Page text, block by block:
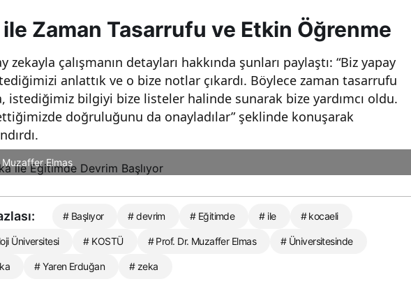
Zaman Tasarrufu ve Etkin Öğrenme
zekayla çalışmanın detayları hakkında şunları paylaştı: “Biz yapay
anlattık ve o bize notlar çıkardı. Böylece zaman tasarrufu
istediğimiz bilgiyi bize listeler halinde sunarak bize yardımcı oldu.
doğruluğunu da onayladılar” şeklinde konuşarak
Elmas
# Başlıyor # devrim # Eğitimde # ile # kocaeli
Üniversitesi # KOSTÜ # Prof. Dr. Muzaffer Elmas # Üniversitesinde
# Yaren Erduğan # zeka